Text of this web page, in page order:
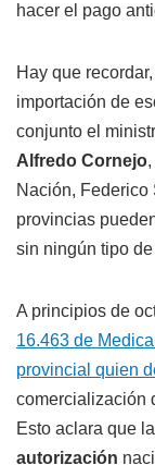
hacer el pago
Hay que
importación de
conjunto el
Alfredo Cornejo
Nación, Federico
provincias
sin ningún tipo
A principios de
16.463 de
provincial quien
comercialización
Esto aclara que
autorización